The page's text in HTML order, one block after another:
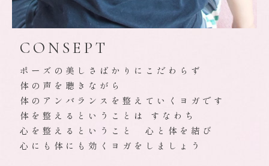
CONSEPT
ポーズの美しさばかりにこだわらず
体の声を聴きながら
体のアンバランスを整えていくヨガです
体を整えるということは すなわち
心を整えるということ 心と体を結び
心にも体にも効くヨガをしましょう